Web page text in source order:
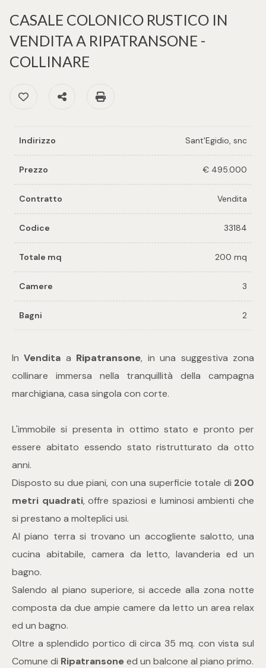
CASALE COLONICO RUSTICO IN
VENDITA A RIPATRANSONE -
COLLINARE
Preferiti: Cod. 33184
Condividi
Indirizzo Sant'Egidio, snc
Prezzo € 495.000
Contratto Vendita
Codice 33184
Totale mq 200 mq
Camere 3
Bagni 2
InVendita a Ripatransone, in una suggestiva zona
collinare immersa nella tranquillità della campagna
marchigiana, casa singola con corte.
L'immobile si presenta in ottimo stato e pronto per
essere abitato essendo stato ristrutturato da otto
anni.
Disposto su due piani, con una superficie totale di 200
metri quadrati, offre spaziosi e luminosi ambienti che
si prestano a molteplici usi.
Al piano terra si trovano un accogliente salotto, una
cucina abitabile, camera da letto, lavanderia ed un
bagno.
Salendo al piano superiore, si accede alla zona notte
composta da due ampie camere da letto un area relax
ed un bagno.
Oltre a splendido portico di circa 35 mq. con vista sul
Comune di Ripatransoneed un balcone al piano primo.
Richiedi
un
tuo
Provincia
Comune
Tipologia
multiscelta
Qualsiasi
Residenziali
Totale
mq
Locali